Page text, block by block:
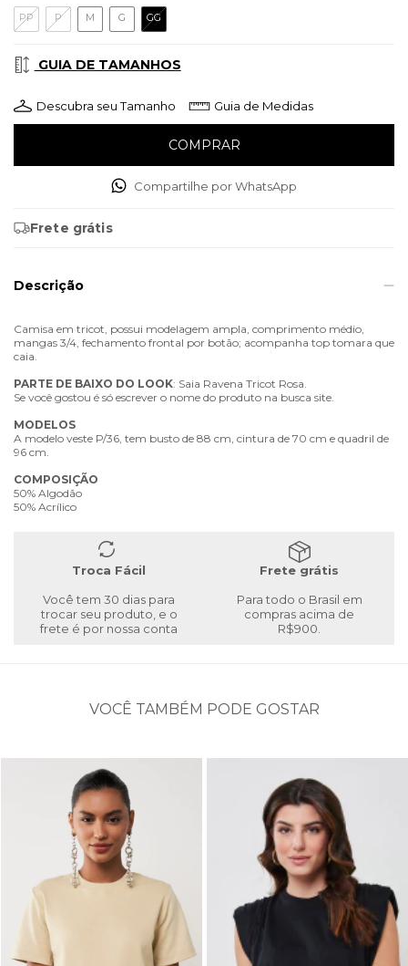
PP P M G GG
GUIA DE TAMANHOS
Descubra seu Tamanho Guia de Medidas
Compartilhe por WhatsApp
Frete grátis
Descrição
Camisa em tricot, possui modelagem ampla, comprimento médio,
mangas 3/4, fechamento frontal por botão; acompanha top tomara que
caia.
PARTE DE BAIXO DO LOOK: Saia Ravena Tricot Rosa.
Se você gostou é só escrever o nome do produto na busca site.
MODELOS
A modelo veste P/36, tem busto de 88 cm, cintura de 70 cm e quadril de
96 cm.
COMPOSIÇÃO
50% Algodão
50% Acrílico
Troca Fácil
Você tem 30 dias para
trocar seu produto, e o
frete é por nossa conta
Frete grátis
Para todo o Brasil em
compras acima de
R$900.
VOCÊ TAMBÉM PODE GOSTAR